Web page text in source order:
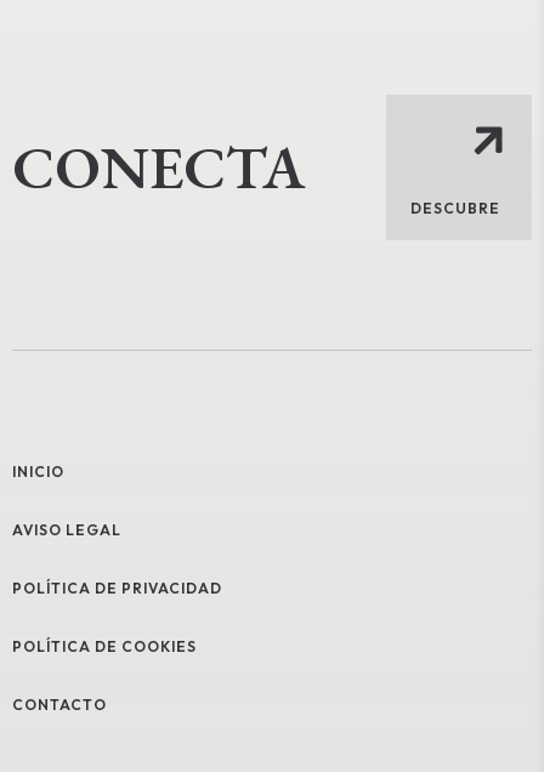
CONECTA
DESCUBRE
INICIO
AVISO LEGAL
POLÍTICA DE PRIVACIDAD
POLÍTICA DE COOKIES
CONTACTO